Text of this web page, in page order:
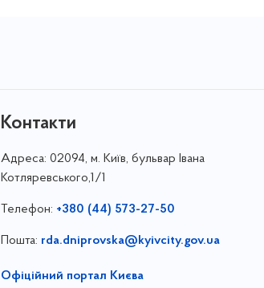
Контакти
Адреса: 02094, м. Київ, бульвар Івана
Котляревського,1/1
Телефон: +380 (44) 573-27-50
Пошта: rda.dniprovska@kyivcity.gov.ua
Офіційний портал Києва